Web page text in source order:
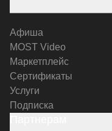
Афиша
MOST Video
Маркетплейс
Сертификаты
Услуги
Подписка